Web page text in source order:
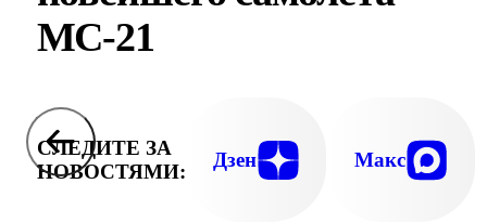
МС-21
СЛЕДИТЕ ЗА
НОВОСТЯМИ:
Дзен Макс